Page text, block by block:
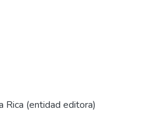
Rica (entidad editora)